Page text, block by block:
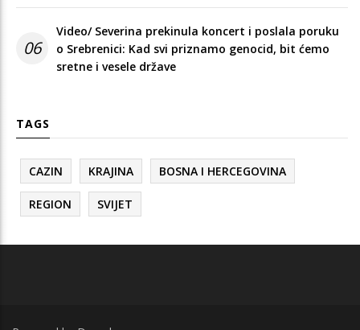
06
Video/ Severina prekinula koncert i poslala poruku
o Srebrenici: Kad svi priznamo genocid, bit ćemo
sretne i vesele države
TAGS
CAZIN KRAJINA BOSNA I HERCEGOVINA
REGION SVIJET